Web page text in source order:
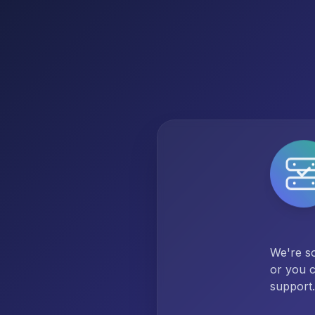
We're
or you
support.